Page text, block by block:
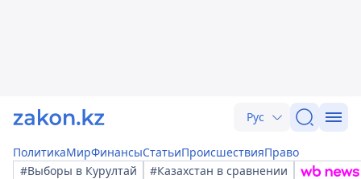
Рус
ПолитикаМирФинансыСтатьиПроисшествияПраво
#Выборы в Курултай
#Казахстан в сравнении